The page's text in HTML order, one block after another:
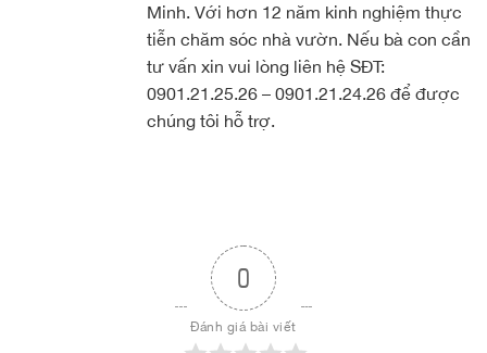
Minh. Với hơn 12 năm kinh nghiệm thực
tiễn chăm sóc nhà vườn. Nếu bà con cần
tư vấn xin vui lòng liên hệ SĐT:
0901.21.25.26 – 0901.21.24.26 để được
chúng tôi hỗ trợ.
0
Đánh giá bài viết